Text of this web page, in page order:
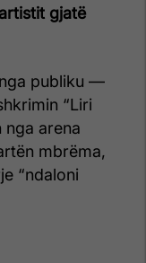
gjatë
publiku —
“Liri
nga arena
mbrëma,
“ndaloni